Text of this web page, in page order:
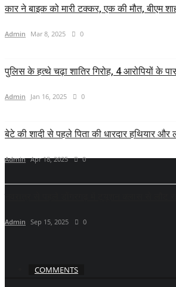
कार ने बाइक को मारी टक्कर, एक की मौत, बीएम
Admin Mar 8, 2025 0
पुलिस के हत्थे चढ़ा शातिर गिरोह, 4 आरोपियों के
Admin Jan 16, 2025 0
बेटे की शादी से पहले पिता की धारदार हथियार और
Admin Apr 18, 2025 0
Admin Sep 15, 2025 0
COMMENTS